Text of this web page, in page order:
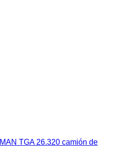
MAN TGA 26.320 camión de